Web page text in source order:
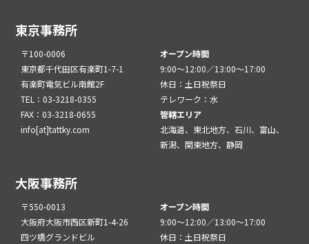
東京事務所
〒100-0006
東京都千代田区有楽町1-7-1
有楽町電気ビル南館2F
TEL：03-3218-0355
FAX：03-3218-0655
info[at]tattky.com
オープン時間
9:00～12:00／13:00～17:00
休日：土日祝祭日
テレワーク：水
管轄エリア
北海道、東北地方、石川、富山、
新潟、関東地方、静岡
大阪事務所
〒550-0013
大阪府大阪市西区新町1-4-26
四ツ橋グランドビル
オープン時間
9:00～12:00／13:00～17:00
休日：土日祝祭日